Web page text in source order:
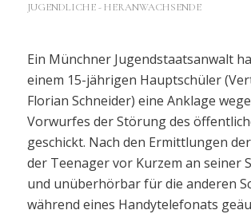
JUGENDLICHE - HERANWACHSENDE
Ein Münchner Jugendstaatsanwalt
einem 15-jährigen Hauptschüler
Florian Schneider) eine Anklage
Vorwurfes der Störung des
geschickt. Nach den Ermittlungen
der Teenager vor Kurzem an seiner
und unüberhörbar für die anderen
während eines Handytelefonats